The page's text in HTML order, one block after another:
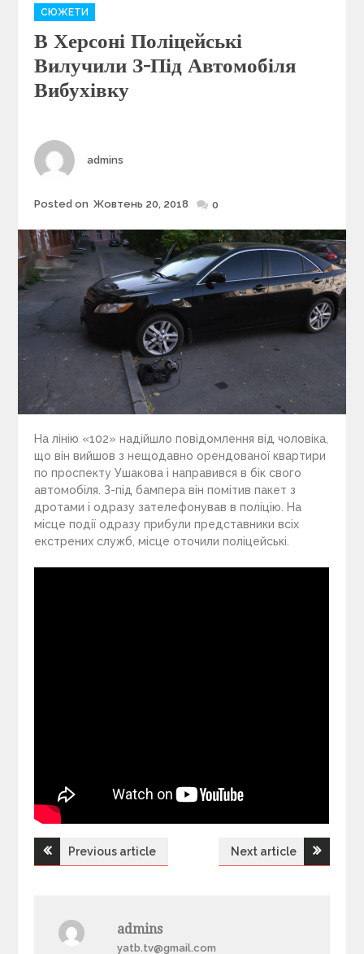
C
a
e
g
o
e
s
СЮЖЕТИ
В Херсоні Поліцейські
Вилучили З-Під Автомобіля
Вибухівку
Author
admins
Posted
Posted on Жовтень 20, 2018 0
На лінію «102» надійшло повідомлення від чоловіка,
що він вийшов з нещодавно орендованої квартири
по проспекту Ушакова і направився в бік свого
автомобіля. З-під бампера він помітив пакет з
дротами і одразу зателефонував в поліцію. На
місце події одразу прибули представники всіх
екстрених служб, місце оточили поліцейські.
Н
Previous article Next article
admins
yatb.tv@gmail.com